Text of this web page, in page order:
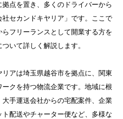
点を置き、多くのドライバーから
セカンドキヤリア」です。ここで
フリーランスとして開業する方を
いて詳しく解説します。
アは埼玉県越谷市を拠点に、関東
クを持つ物流企業です。地域に根
手運送会社からの宅配案件、企業
配送やチャーター便など、多様な